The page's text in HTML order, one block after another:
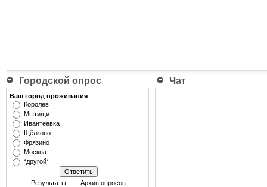
Городской опрос Чат
Ваш город проживания
Королёв
Мытищи
Ивантеевка
Щёлково
Фрязино
Москва
*другой*
Результаты Архив опросов